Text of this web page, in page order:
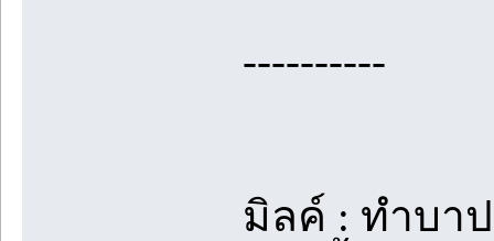
----------
มิลค์ : ทำบา